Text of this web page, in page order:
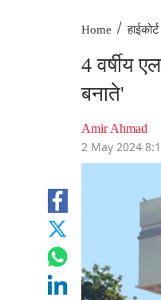
Home / हाईकोर्ट
4 वर्षीय
बनाते'
Amir Ahmad
2 May 2024